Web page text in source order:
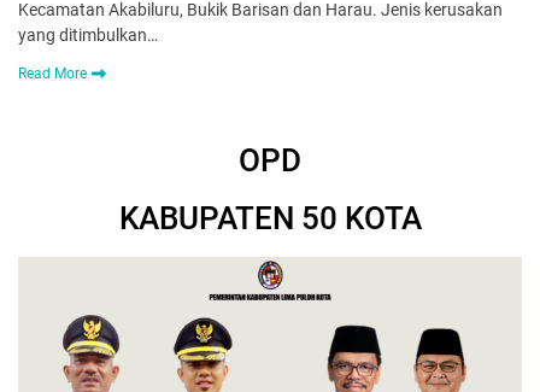
Kecamatan Akabiluru, Bukik Barisan dan Harau. Jenis kerusakan
yang ditimbulkan…
Read More
OPD
KABUPATEN 50 KOTA